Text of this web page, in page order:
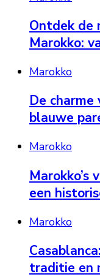
Ontdek de
Marokko:
Marokko
De charme
blauwe
Marokko
Marokko’s
een
Marokko
traditie en